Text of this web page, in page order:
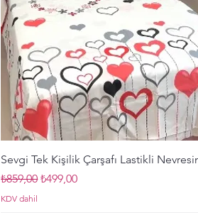
Hızlı Bakış
Sevgi Tek Kişilik Çarşafı Lastikli
Normal Fiyat
₺859,00İndirimli Fiyat
₺499,00
KDV dahil